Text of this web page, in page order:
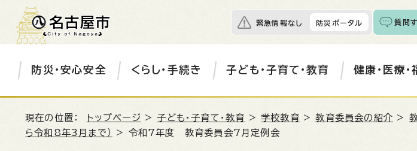
緊急情報なし 防災ポータル 質問
防災・安心安全 くらし・手続き 子ども・子育て・教育 健康・医療・
現在の位置： トップページ >子ども・子育て・教育 >学校教育 >教育委員会の紹介 >
ら令和8年3月まで）
> 令和7年度 教育委員会7月定例会